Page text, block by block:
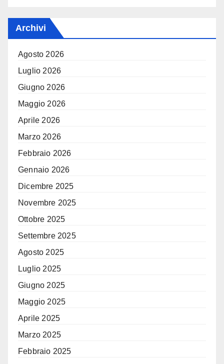
Archivi
Agosto 2026
Luglio 2026
Giugno 2026
Maggio 2026
Aprile 2026
Marzo 2026
Febbraio 2026
Gennaio 2026
Dicembre 2025
Novembre 2025
Ottobre 2025
Settembre 2025
Agosto 2025
Luglio 2025
Giugno 2025
Maggio 2025
Aprile 2025
Marzo 2025
Febbraio 2025